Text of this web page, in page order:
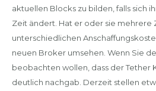
aktuellen Blocks zu bilden, falls sich
Zeit ändert. Hat er oder sie mehrere
unterschiedlichen
neuen Broker umsehen. Wenn Sie
beobachten wollen, dass der Tether
deutlich nachgab. Derzeit stellen